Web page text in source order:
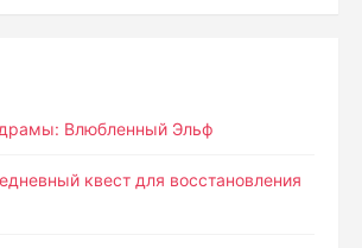
Влюбленный Эльф
квест для восстановления